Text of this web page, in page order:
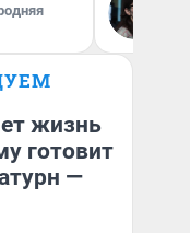
жизнь
готовит
—